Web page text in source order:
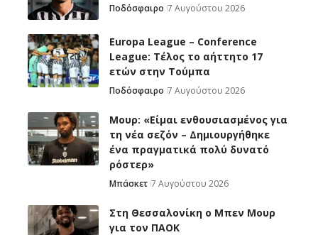
Ποδόσφαιρο 7 Αυγούστου 2026
Europa League – Conference
League: Τέλος το αήττητο 17
ετών στην Τούμπα
Ποδόσφαιρο 7 Αυγούστου 2026
Μουρ: «Είμαι ενθουσιασμένος για
τη νέα σεζόν – Δημιουργήθηκε
ένα πραγματικά πολύ δυνατό
ρόστερ»
Μπάσκετ 7 Αυγούστου 2026
Στη Θεσσαλονίκη ο Μπεν Μουρ
για τον ΠΑΟΚ